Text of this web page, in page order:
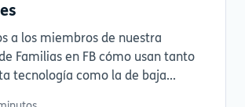
a los miembros de nuestra
Familias en FB cómo usan tanto
tecnología como la de baja...